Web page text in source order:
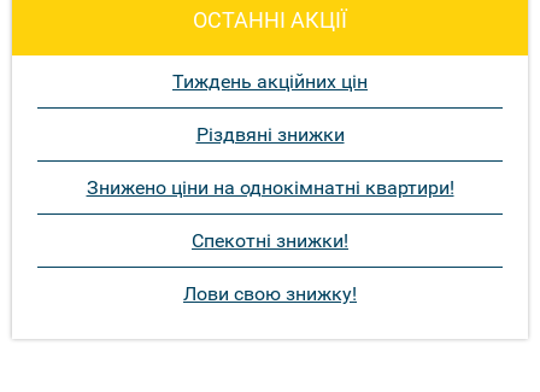
ОСТАННІ АКЦІЇ
Тиждень акційних цін
Різдвяні знижки
Знижено ціни на однокімнатні квартири!
Спекотні знижки!
Лови свою знижку!